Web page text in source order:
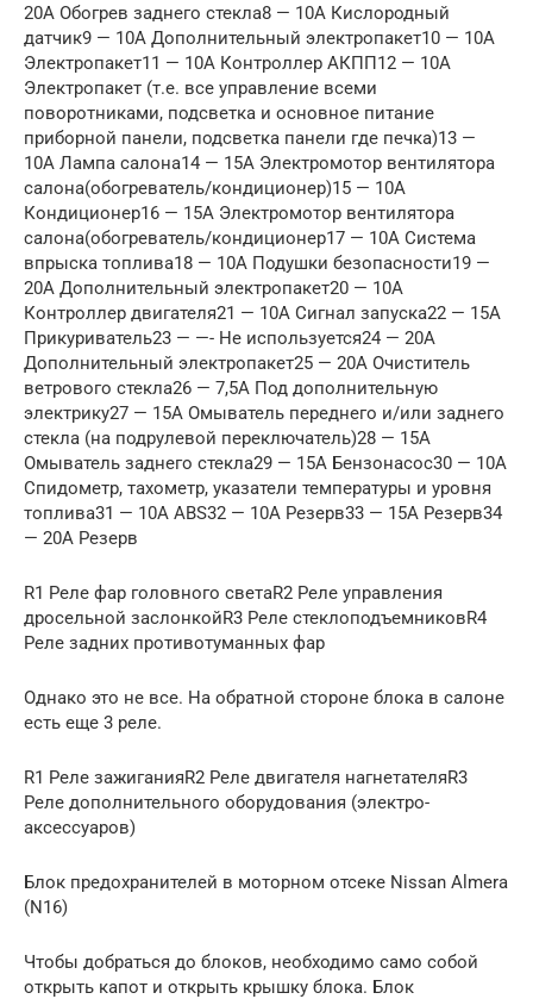
20А Обогрев заднего стекла8 — 10А Кислородный
датчик9 — 10А Дополнительный электропакет10 — 10А
Электропакет11 — 10А Контроллер АКПП12 — 10А
Электропакет (т.е. все управление всеми
поворотниками, подсветка и основное питание
приборной панели, подсветка панели где печка)13 —
10А Лампа салона14 — 15А Электромотор вентилятора
салона(обогреватель/кондиционер)15 — 10А
Кондиционер16 — 15А Электромотор вентилятора
салона(обогреватель/кондиционер17 — 10А Система
впрыска топлива18 — 10А Подушки безопасности19 —
20А Дополнительный электропакет20 — 10А
Контроллер двигателя21 — 10А Сигнал запуска22 — 15А
Прикуриватель23 — —- Не используется24 — 20А
Дополнительный электропакет25 — 20А Очиститель
ветрового стекла26 — 7,5А Под дополнительную
электрику27 — 15А Омыватель переднего и/или заднего
стекла (на подрулевой переключатель)28 — 15А
Омыватель заднего стекла29 — 15А Бензонасос30 — 10А
Спидометр, тахометр, указатели температуры и уровня
топлива31 — 10А ABS32 — 10А Резерв33 — 15А Резерв34
— 20А Резерв
R1 Реле фар головного светаR2 Реле управления
дросельной заслонкойR3 Реле стеклоподъемниковR4
Реле задних противотуманных фар
Однако это не все. На обратной стороне блока в салоне
есть еще 3 реле.
R1 Реле зажиганияR2 Реле двигателя нагнетателяR3
Реле дополнительного оборудования (электро-
аксессуаров)
Блок предохранителей в моторном отсеке Nissan Almera
(N16)
Чтобы добраться до блоков, необходимо само собой
открыть капот и открыть крышку блока. Блок